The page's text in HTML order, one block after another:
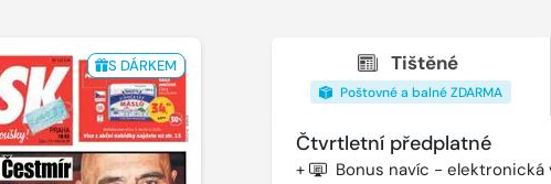
S DÁRKEM Tištěné
Poštovné a balné ZDARMA
Čtvrtletní předplatné
+ Bonus navíc - elektronická